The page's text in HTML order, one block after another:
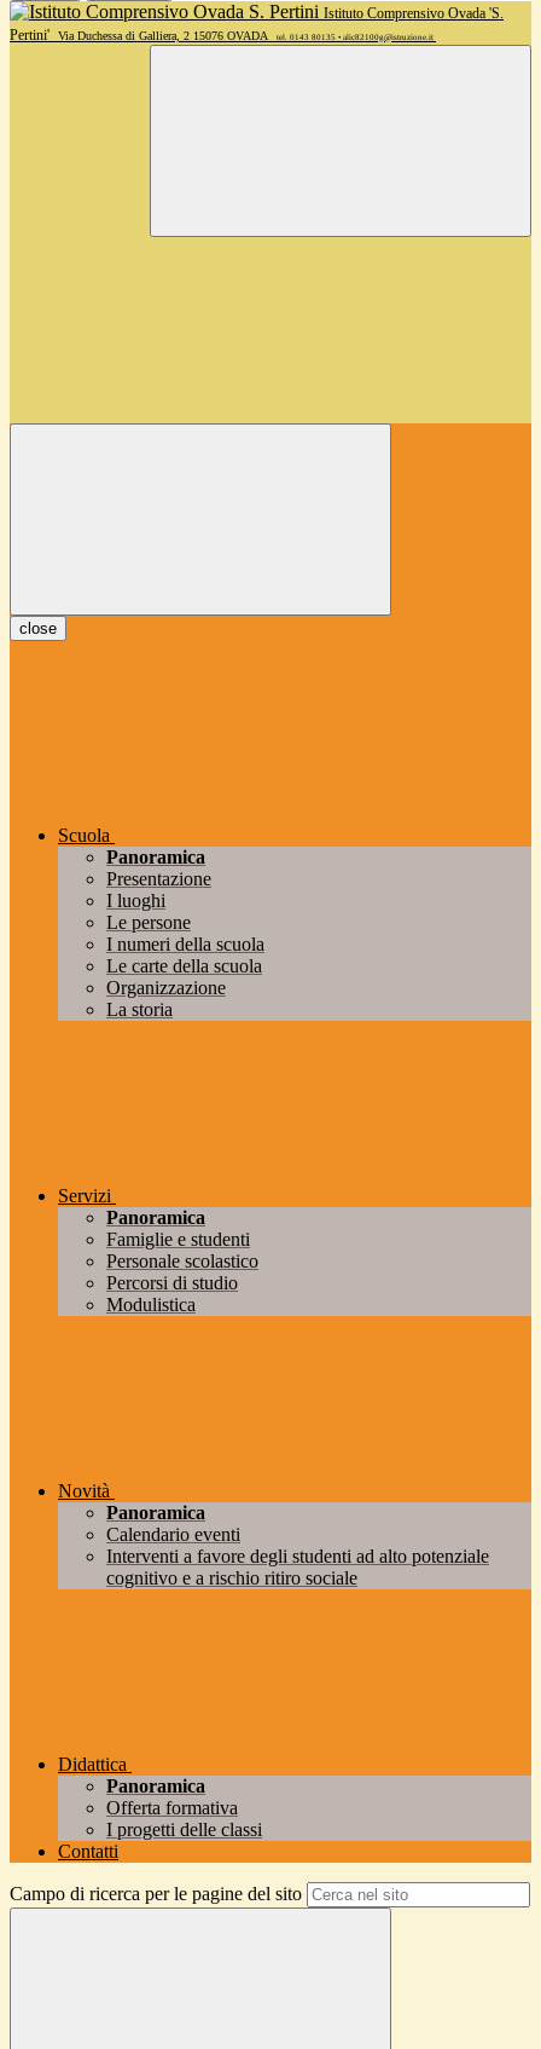
Istituto Comprensivo Ovada 'S.
Pertini'
Via Duchessa di Galliera, 2 15076 OVADA tel. 0143 80135 • alic82100g@istruzione.it
close
Scuola
Panoramica
Presentazione
I luoghi
Le persone
I numeri della scuola
Le carte della scuola
Organizzazione
La storia
Servizi
Panoramica
Famiglie e studenti
Personale scolastico
Percorsi di studio
Modulistica
Novità
Panoramica
Calendario eventi
Interventi a favore degli studenti ad alto potenziale
cognitivo e a rischio ritiro sociale
Didattica
Panoramica
Offerta formativa
I progetti delle classi
Contatti
Campo di ricerca per le pagine del sito